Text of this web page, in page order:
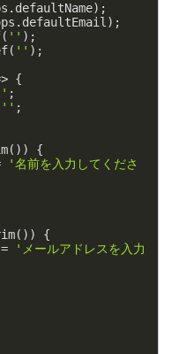
'' );
'' );
{
;
'' ;
{
'名前を入力してくださ
{
=
'メールアドレスを入力